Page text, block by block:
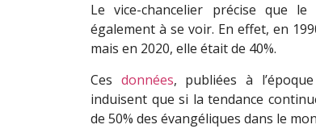
Le vice-chancelier précise que le
également à se voir. En effet, en
mais en 2020, elle était de 40%.
Ces données, publiées à
induisent que si la tendance
de 50% des évangéliques dans le